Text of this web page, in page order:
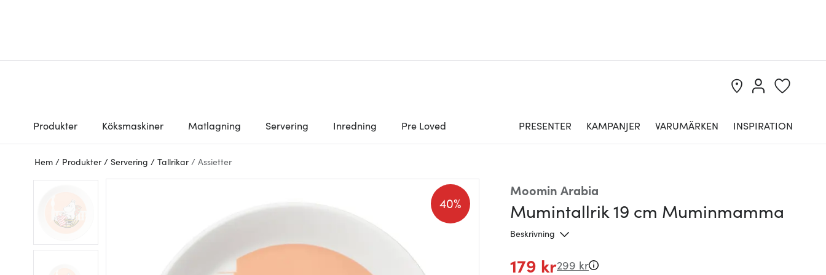
Produkter Köksmaskiner Matlagning Servering Inredning Pre Loved PRESENTER KAMPANJER VARUMÄRKEN INSPIRATION
Hem / Produkter / Servering / Tallrikar / Assietter
Moomin Arabia
Mumintallrik 19 cm Muminmamma
Beskrivning
40%
179 kr299 kr